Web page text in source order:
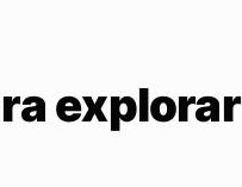
explorar